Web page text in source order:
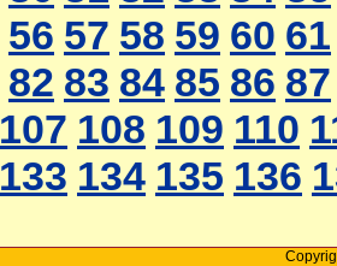
56 57 58 59 60 61
82 83 84 85 86 87
107 108 109 110
133 134 135 136